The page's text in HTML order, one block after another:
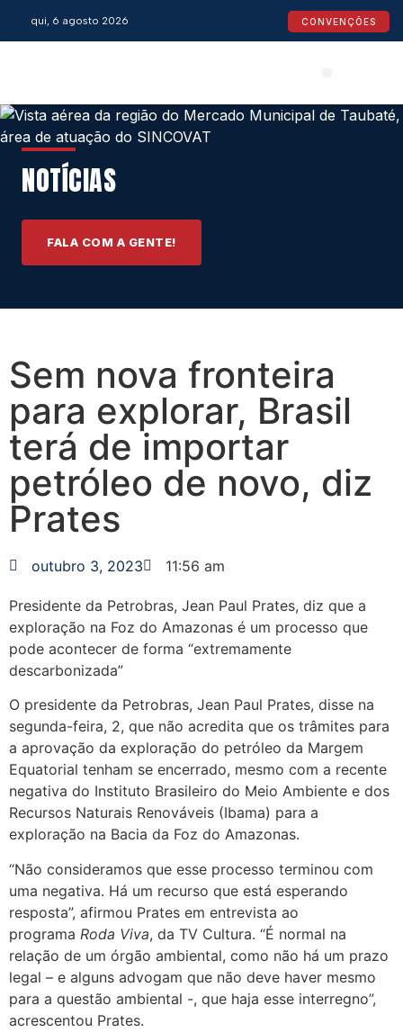
qui, 6 agosto 2026 CONVENÇÕES
NOTÍCIAS
FALA COM A GENTE!
Sem nova fronteira
para explorar, Brasil
terá de importar
petróleo de novo, diz
Prates
outubro 3, 2023 11:56 am
Presidente da Petrobras, Jean Paul Prates, diz que a
exploração na Foz do Amazonas é um processo que
pode acontecer de forma “extremamente
descarbonizada”
O presidente da Petrobras, Jean Paul Prates, disse na
segunda-feira, 2, que não acredita que os trâmites para
a aprovação da exploração do petróleo da Margem
Equatorial tenham se encerrado, mesmo com a recente
negativa do Instituto Brasileiro do Meio Ambiente e dos
Recursos Naturais Renováveis (Ibama) para a
exploração na Bacia da Foz do Amazonas.
“Não consideramos que esse processo terminou com
uma negativa. Há um recurso que está esperando
resposta”, afirmou Prates em entrevista ao
programa Roda Viva, da TV Cultura. “É normal na
relação de um órgão ambiental, como não há um prazo
legal – e alguns advogam que não deve haver mesmo
para a questão ambiental -, que haja esse interregno”,
acrescentou Prates.